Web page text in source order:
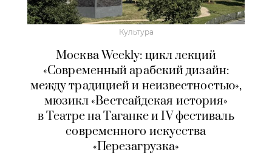
Культура
Москва Weekly: цикл лекций
«Современный арабский дизайн:
между традицией и неизвестностью»,
мюзикл «Вестсайдская история»
в Театре на Таганке и IV фестиваль
современного искусства
«Перезагрузка»